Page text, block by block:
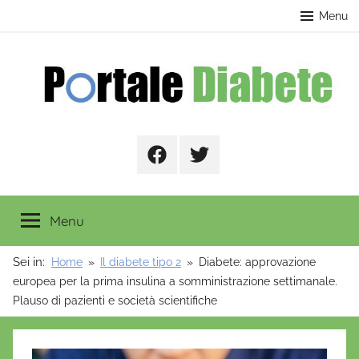
Menu
FacebookTwitter
Menu
Sei in: Home Il diabete tipo 2
Diabete: approvazione
europea per la prima insulina a somministrazione settimanale.
Plauso di pazienti e società scientifiche